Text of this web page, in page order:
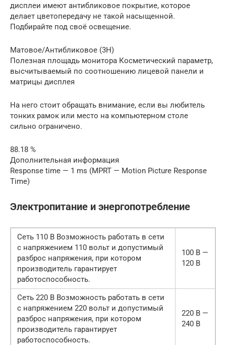
дисплеи имеют антибликовое покрытие, которое
делает цветопередачу не такой насыщенной.
Подбирайте под своё освещение.
Матовое/Антибликовое (3H)
Полезная площадь монитора Косметический параметр,
высчитываемый по соотношению лицевой панели и
матрицы дисплея
На него стоит обращать внимание, если вы любитель
тонких рамок или место на компьютерном столе
сильно ограничено.
88.18 %
Дополнительная информация
Response time — 1 ms (MPRT — Motion Picture Response
Time)
Электропитание и энергопотребление
Сеть 110 В Возможность работать в сети
с напряжением 110 вольт и допустимый
разброс напряжения, при котором
производитель гарантирует
работоспособность.
100 В —
120 В
Сеть 220 В Возможность работать в сети
с напряжением 220 вольт и допустимый
разброс напряжения, при котором
производитель гарантирует
работоспособность.
220 В —
240 В